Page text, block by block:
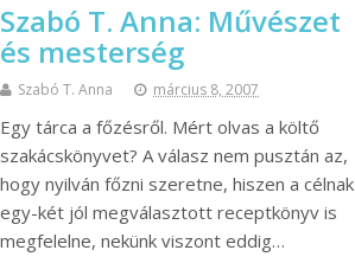
Szabó T. Anna: Művészet
és mesterség
Szabó T. Anna március 8, 2007
Egy tárca a főzésről. Mért olvas a költő
szakácskönyvet? A válasz nem pusztán az,
hogy nyilván főzni szeretne, hiszen a célnak
egy-két jól megválasztott receptkönyv is
megfelelne, nekünk viszont eddig…